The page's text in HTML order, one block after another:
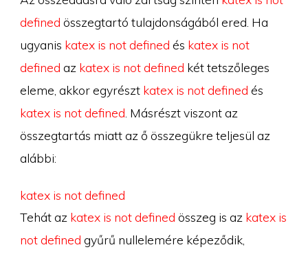
defined összegtartó tulajdonságából ered. Ha
ugyanis katex is not defined és katex is not
defined az katex is not defined két tetszőleges
eleme, akkor egyrészt katex is not defined és
katex is not defined . Másrészt viszont az
összegtartás miatt az ő összegükre teljesül az
alábbi:
katex is not defined
Tehát az katex is not defined összeg is az katex is
not defined gyűrű nullelemére képeződik,